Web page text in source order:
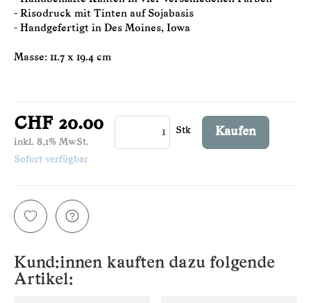
- Risodruck mit Tinten auf Sojabasis
- Handgefertigt in Des Moines, Iowa
Masse: 11.7 x 19.4 cm
CHF 20.00
inkl. 8,1% MwSt.
Sofort verfügbar
Stk Kaufen
Kund:innen kauften dazu folgende
Artikel: